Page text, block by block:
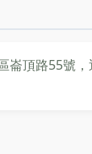
崙頂路55號